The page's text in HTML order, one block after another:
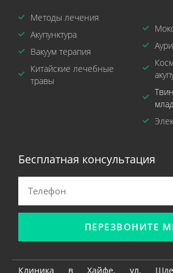
Методы лечения
Акупунктура
Вакуум терапия
Китайские лечебные
травы
Бесплатная консультация
ПЕРЕЗВОНИТЕ
Клиника в Хайфе, ул.